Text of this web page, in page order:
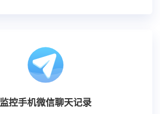
监控手机微信聊天记录